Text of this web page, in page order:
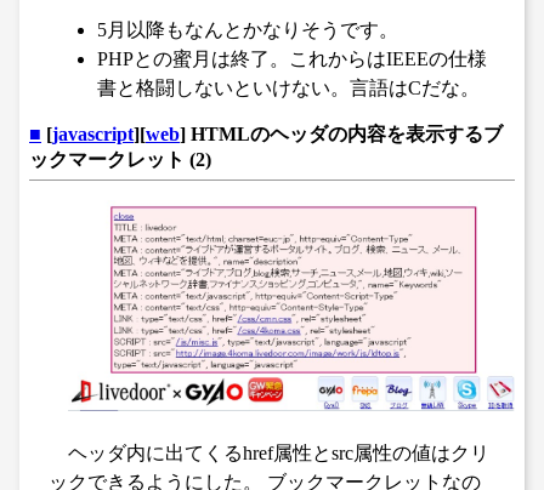
5月以降もなんとかなりそうです。
PHPとの蜜月は終了。これからはIEEEの仕様
書と格闘しないといけない。言語はCだな。
■ [javascript][web] HTMLのヘッダの内容を表示するブ
ックマークレット (2)
ヘッダ内に出てくるhref属性とsrc属性の値はクリ
ックできるようにした。 ブックマークレットなの